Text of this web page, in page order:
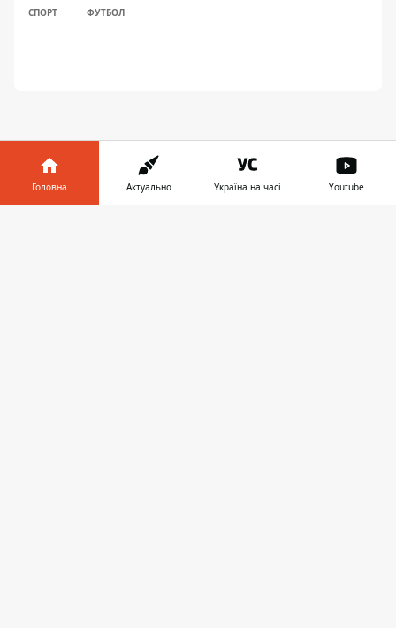
СПОРТ ФУТБОЛ
Головна Актуально Україна на часі Youtube